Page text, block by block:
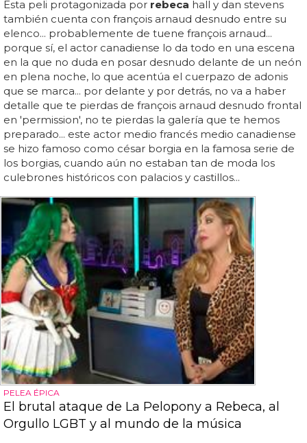
Esta peli protagonizada por rebeca hall y dan stevens
también cuenta con françois arnaud desnudo entre su
elenco... probablemente de tuene françois arnaud...
porque sí, el actor canadiense lo da todo en una escena
en la que no duda en posar desnudo delante de un neón
en plena noche, lo que acentúa el cuerpazo de adonis
que se marca... por delante y por detrás, no va a haber
detalle que te pierdas de françois arnaud desnudo frontal
en 'permission', no te pierdas la galería que te hemos
preparado... este actor medio francés medio canadiense
se hizo famoso como césar borgia en la famosa serie de
los borgias, cuando aún no estaban tan de moda los
culebrones históricos con palacios y castillos...
PELEA ÉPICA
El brutal ataque de La Pelopony a Rebeca, al
Orgullo LGBT y al mundo de la música